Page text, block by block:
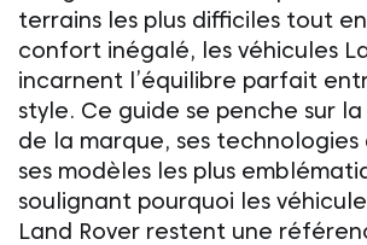
terrains les plus difficiles tout
confort inégalé, les véhicules
incarnent l’équilibre parfait
style. Ce guide se penche sur
de la marque, ses
ses modèles les plus
soulignant pourquoi les
Land Rover restent une